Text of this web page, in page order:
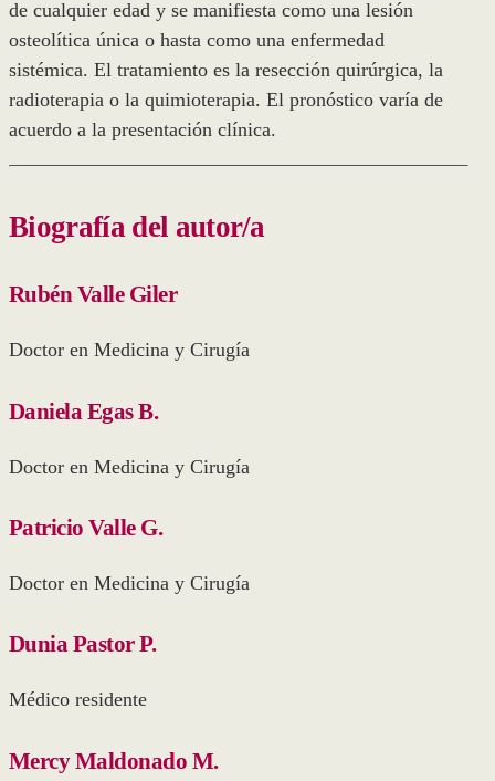
de cualquier edad y se manifiesta como una lesión
osteolítica única o hasta como una enfermedad
sistémica. El tratamiento es la resección quirúrgica, la
radioterapia o la quimioterapia. El pronóstico varía de
acuerdo a la presentación clínica.
Biografía del autor/a
Rubén Valle Giler
Doctor en Medicina y Cirugía
Daniela Egas B.
Doctor en Medicina y Cirugía
Patricio Valle G.
Doctor en Medicina y Cirugía
Dunia Pastor P.
Médico residente
Mercy Maldonado M.